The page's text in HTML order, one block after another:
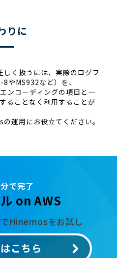
りに
く扱うには、実際のログフ
やMS932など）を、
ンコーディングの項目と一
ることなく利用することが
運用にお役立てください。
で完了
on AWS
Hinemosをお試し
こちら